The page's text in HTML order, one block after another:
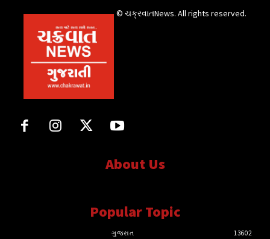
© ચક્રવાતNews. All rights reserved.
About Us
Popular Topic
ગુજરાત
13602